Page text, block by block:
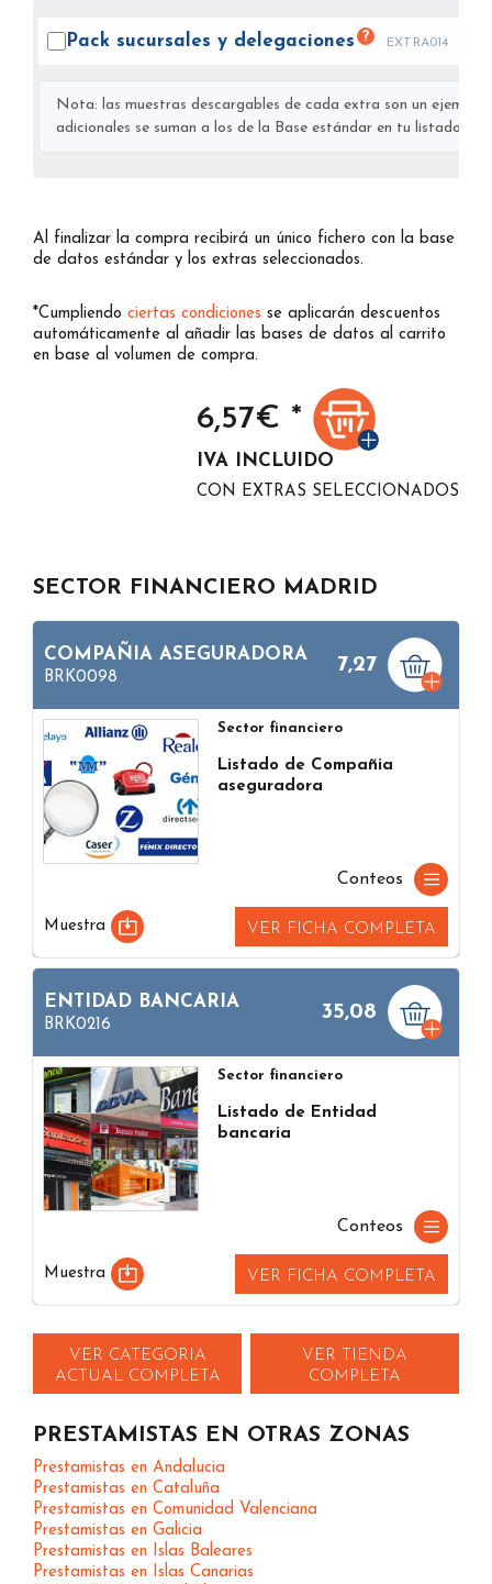
Pack sucursales y delegaciones ? EXTRA014
Nota: las muestras descargables de cada extra son un
adicionales se suman a los de la Base estándar en tu listado
Al finalizar la compra recibirá un único fichero con la base
de datos estándar y los extras seleccionados.
*Cumpliendo ciertas condiciones se aplicarán descuentos
automáticamente al añadir las bases de datos al carrito
en base al volumen de compra.
6,57€ *
IVA INCLUIDO
CON EXTRAS SELECCIONADOS
SECTOR FINANCIERO MADRID
COMPAÑIA ASEGURADORA
BRK0098
7,27
Sector financiero
Listado de Compañia
aseguradora
Conteos
Muestra VER FICHA COMPLETA
ENTIDAD BANCARIA
BRK0216
35,08
Sector financiero
Listado de Entidad
bancaria
Conteos
Muestra VER FICHA COMPLETA
VER CATEGORIA
ACTUAL COMPLETA
VER TIENDA
COMPLETA
PRESTAMISTAS EN OTRAS ZONAS
Prestamistas en Andalucia
Prestamistas en Cataluña
Prestamistas en Comunidad Valenciana
Prestamistas en Galicia
Prestamistas en Islas Baleares
Prestamistas en Islas Canarias